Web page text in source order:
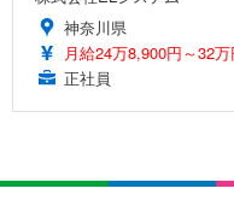
神奈川県
月給24万8,900円～32万
正社員